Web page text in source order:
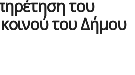
του
του Δήμου